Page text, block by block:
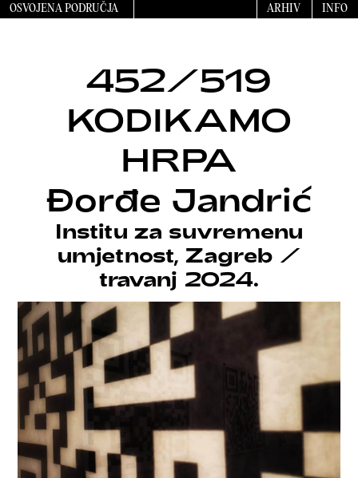
OSVOJENA PODRUČJA ARHIV INFO
452/519
KODIKAMO
HRPA
Đorđe Jandrić
Institu za suvremenu
umjetnost, Zagreb /
travanj 2024.